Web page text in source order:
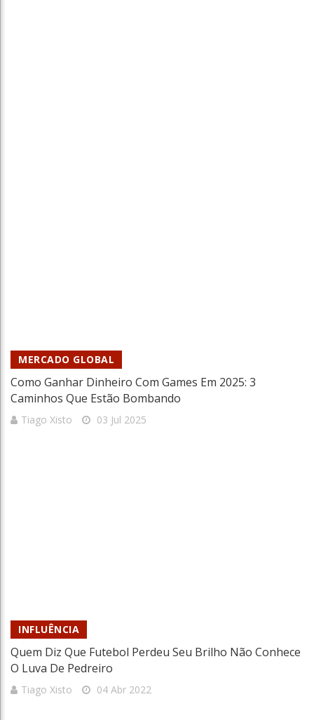
MERCADO GLOBAL
Como Ganhar Dinheiro Com Games Em 2025: 3
Caminhos Que Estão Bombando
Tiago Xisto 03 Jul 2025
INFLUÊNCIA
Quem Diz Que Futebol Perdeu Seu Brilho Não Conhece
O Luva De Pedreiro
Tiago Xisto 04 Abr 2022